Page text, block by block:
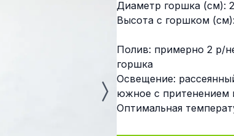
Диаметр горшка (см):
Высота с горшком
Полив: примерно 2 р/
горшка
Освещение:
южное с притенением
Оптимальная